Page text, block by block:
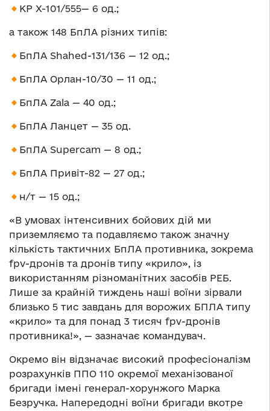
КР Х-101/555— 6 од.;
а також 148 БпЛА різних типів:
БпЛА Shahed-131/136 — 12 од.;
БпЛА Орлан-10/30 — 11 од.;
БпЛА Zala — 40 од.;
БпЛА Ланцет — 35 од.
БпЛА Supercam — 8 од.;
БпЛА Привіт-82 — 27 од.;
н/т — 15 од.;
«В умовах інтенсивних бойових дій ми
приземляємо та подавляємо також значну
кількість тактичних БпЛА противника, зокрема
fpv-дронів та дронів типу «крило», із
використанням різноманітних засобів РЕБ.
Лише за крайній тиждень наші воїни зірвали
близько 5 тис завдань для ворожих БПЛА типу
«крило» та для понад 3 тисяч fpv-дронів
противника!», — зазначає командувач.
Окремо він відзначає високий професіоналізм
розрахунків ППО 110 окремої механізованої
бригади імені генерал-хорунжого Марка
Безручка. Напередодні воїни бригади вкотре